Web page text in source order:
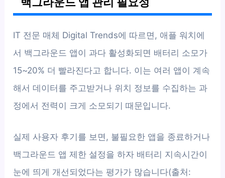
IT 전문 매체 Digital Trends에 따르면, 애플 워치에
서 백그라운드 앱이 과다 활성화되면 배터리 소모가
15~20% 더 빨라진다고 합니다. 이는 여러 앱이 계속
해서 데이터를 주고받거나 위치 정보를 수집하는 과
정에서 전력이 크게 소모되기 때문입니다.
실제 사용자 후기를 보면, 불필요한 앱을 종료하거나
백그라운드 앱 제한 설정을 하자 배터리 지속시간이
눈에 띄게 개선되었다는 평가가 많습니다(출처: